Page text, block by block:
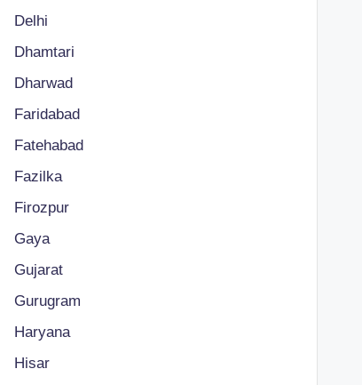
Delhi
Dhamtari
Dharwad
Faridabad
Fatehabad
Fazilka
Firozpur
Gaya
Gujarat
Gurugram
Haryana
Hisar